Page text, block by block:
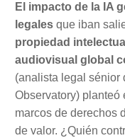
El impacto de la IA
legales que iban
propiedad
audiovisual global
(analista legal sénior
Observatory) planteó
marcos de derechos
de valor. ¿Quién